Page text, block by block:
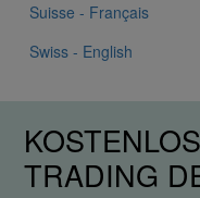
Suisse - Français
Swiss - English
TRADING